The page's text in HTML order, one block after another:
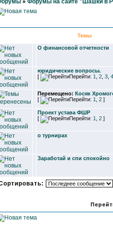
» Форумы на сайте "Шашки в
Темы
О финансовой отчетности
юридические вопросы.
[
Перейти: 1 2 3 4
Перемещено: Косяк
[
Перейти: 1 2 ]
Проект устава ФШР
[
Перейти: 1 2 ]
о турнирах
Заработай и спи спокойно